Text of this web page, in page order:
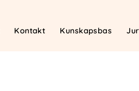
Kontakt Kunskapsbas